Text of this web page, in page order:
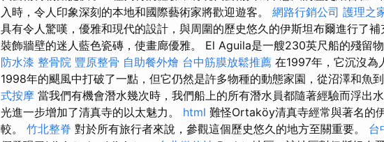
入時，令人印象深刻的本地和國際藝術家將歡迎遊客。 網路行銷公司 護理之
具有令人驚嘆，優雅和現代的設計，與周圍的歷史悠久的伊斯坦布爾進行了補
裝飾牆壁的迷人藍色瓷磚，使畫廊優雅。 El Aguila是一艘230英尺船的殘留物
防水漆 整骨院 豐原整骨 自助餐外燴 台中筋膜放鬆推薦 在1997年，它沉沒為
1998年的颶風中打破了一點，但它仍然是許多物種的動態家園，從沼澤和魚
式按摩 當我們有機會潛水幾次時，我們船上的所有潛水員都隨著經驗而浮出
光進一步增加了清真寺的以太魅力。 html 難怪Ortaköy清真寺經常與著名的
較。 竹北整脊 對於所有旅行者來說，參觀這個歷史悠久的地方至關重要。 台